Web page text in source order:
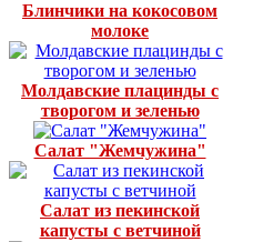
Блинчики на кокосовом
молоке
Молдавские плацинды с
творогом и зеленью
Салат "Жемчужина"
Салат из пекинской
капусты с ветчиной